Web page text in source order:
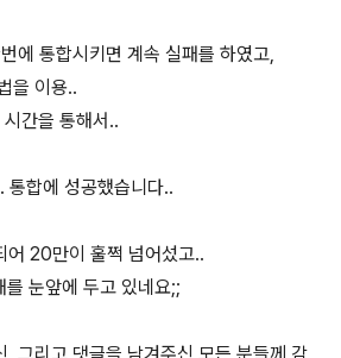
에 통합시키면 계속 실패를 하였고,
을 이용..
간을 통해서..
통합에 성공했습니다..
어 20만이 훌쩍 넘어섰고..
눈앞에 두고 있네요;;